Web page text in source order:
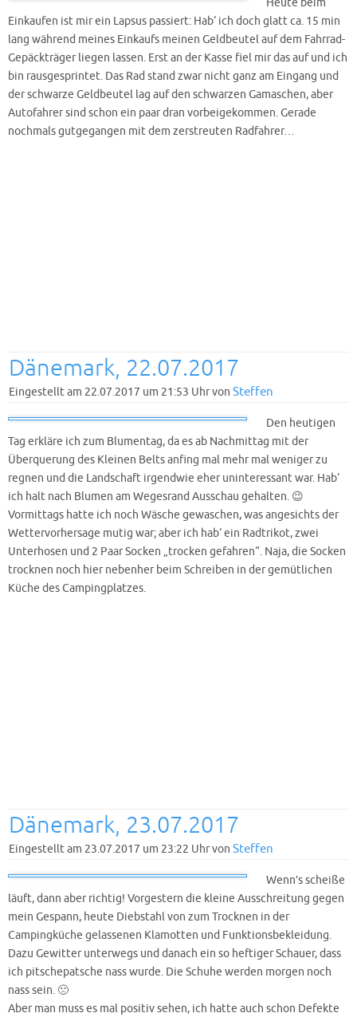
Heute beim
Einkaufen ist mir ein Lapsus passiert: Hab‘ ich doch glatt ca. 15 min
lang während meines Einkaufs meinen Geldbeutel auf dem Fahrrad-
Gepäckträger liegen lassen. Erst an der Kasse fiel mir das auf und ich
bin rausgesprintet. Das Rad stand zwar nicht ganz am Eingang und
der schwarze Geldbeutel lag auf den schwarzen Gamaschen, aber
Autofahrer sind schon ein paar dran vorbeigekommen. Gerade
nochmals gutgegangen mit dem zerstreuten Radfahrer…
Dänemark, 22.07.2017
Eingestellt am 22.07.2017 um 21:53 Uhr von Steffen
Den heutigen
Tag erkläre ich zum Blumentag, da es ab Nachmittag mit der
Überquerung des Kleinen Belts anfing mal mehr mal weniger zu
regnen und die Landschaft irgendwie eher uninteressant war. Hab‘
ich halt nach Blumen am Wegesrand Ausschau gehalten. 😉
Vormittags hatte ich noch Wäsche gewaschen, was angesichts der
Wettervorhersage mutig war; aber ich hab‘ ein Radtrikot, zwei
Unterhosen und 2 Paar Socken „trocken gefahren“. Naja, die Socken
trocknen noch hier nebenher beim Schreiben in der gemütlichen
Küche des Campingplatzes.
Dänemark, 23.07.2017
Eingestellt am 23.07.2017 um 23:22 Uhr von Steffen
Wenn’s scheiße
läuft, dann aber richtig! Vorgestern die kleine Ausschreitung gegen
mein Gespann, heute Diebstahl von zum Trocknen in der
Campingküche gelassenen Klamotten und Funktionsbekleidung.
Dazu Gewitter unterwegs und danach ein so heftiger Schauer, dass
ich pitschepatsche nass wurde. Die Schuhe werden morgen noch
nass sein. 🙁
Aber man muss es mal positiv sehen, ich hatte auch schon Defekte